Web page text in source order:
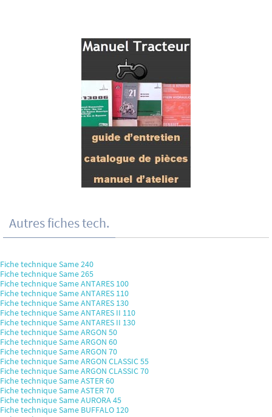
Autres fiches tech.
Fiche technique Same 240
Fiche technique Same 265
Fiche technique Same ANTARES 100
Fiche technique Same ANTARES 110
Fiche technique Same ANTARES 130
Fiche technique Same ANTARES II 110
Fiche technique Same ANTARES II 130
Fiche technique Same ARGON 50
Fiche technique Same ARGON 60
Fiche technique Same ARGON 70
Fiche technique Same ARGON CLASSIC 55
Fiche technique Same ARGON CLASSIC 70
Fiche technique Same ASTER 60
Fiche technique Same ASTER 70
Fiche technique Same AURORA 45
Fiche technique Same BUFFALO 120